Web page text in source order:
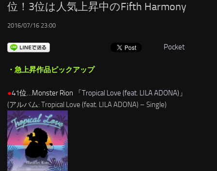
位！3位は人気上昇中のFifth Harmony
2016/07/16 23:00
Pocket
・急上昇作品ピックアップ
●41位…Monster Rion 「Tropical Love (feat. LILA ADONA) 」
(アルバム: Tropical Love (feat. LILA ADONA) – Single)